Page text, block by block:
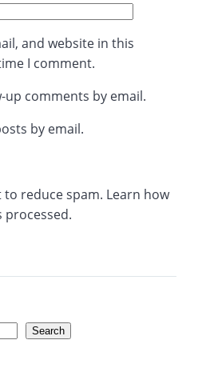
and website in this
I comment.
comments by email.
by email.
to reduce spam. Learn how
Search